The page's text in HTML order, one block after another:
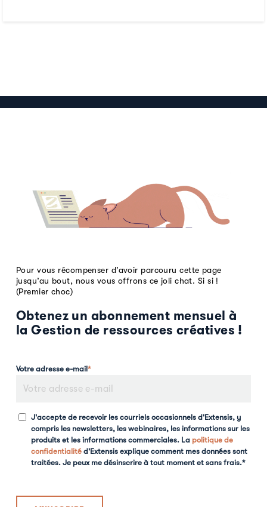
Pour vous récompenser d’avoir parcouru cette page
jusqu’au bout, nous vous offrons ce joli chat. Si si !
(Premier choc)
Obtenez un abonnement mensuel à
la Gestion de ressources créatives !
Votre adresse e-mail*
J'accepte de recevoir les courriels occasionnels d'Extensis, y
compris les newsletters, les webinaires, les informations sur les
produits et les informations commerciales. La politique de
confidentialitéd'Extensis explique comment mes données sont
traitées. Je peux me désinscrire à tout moment et sans frais.*